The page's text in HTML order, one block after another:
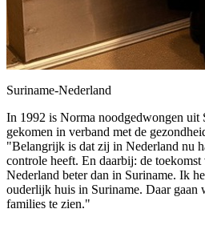
Suriname-Nederland
In 1992 is Norma noodgedwongen uit
gekomen in verband met de
"Belangrijk is dat zij in Nederland nu
controle heeft. En daarbij: de
Nederland beter dan in Suriname. Ik
ouderlijk huis in Suriname. Daar gaan
families te zien."